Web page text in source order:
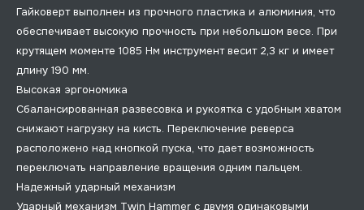
Гайковерт выполнен из прочного пластика и алюминия, что
обеспечивает высокую прочность при небольшом весе. При
крутящем моменте 1085 Нм инструмент весит 2,3 кг и имеет
длину 190 мм.
Высокая эргономика
Сбалансированная развесовка и рукоятка с удобным хватом
снижают нагрузку на кисть. Переключение реверса
расположено над кнопкой пуска, что дает возможность
переключать направление вращения одним пальцем.
Надежный ударный механизм
Ударный механизм Twin Hammer с двумя одинаковыми